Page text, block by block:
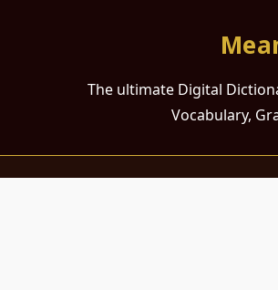
The ultimate Digital
Vocabulary,